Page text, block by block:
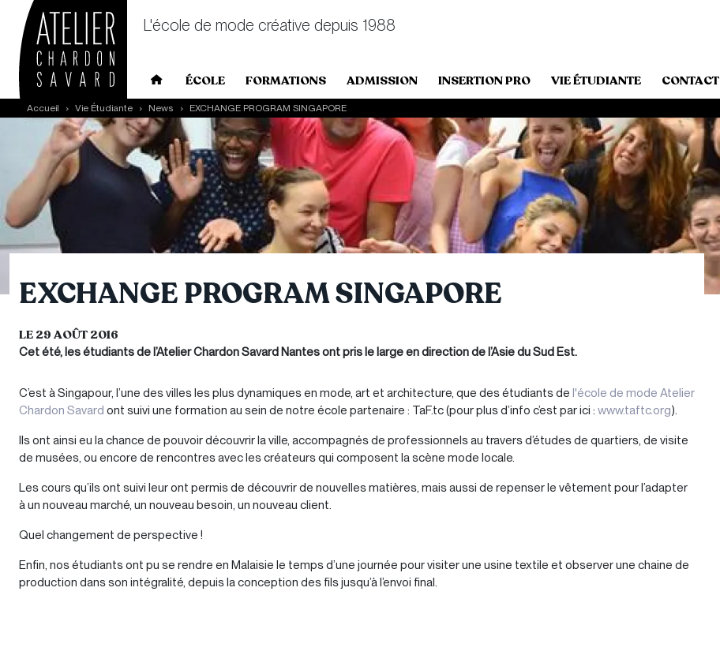
Skip to main content
L'école de mode créative depuis 1988
Main navigation
ÉCOLE FORMATIONS ADMISSION INSERTION PRO VIE ÉTUDIANTE CONTACT
Accueil Vie Étudiante News EXCHANGE PROGRAM SINGAPORE
EXCHANGE PROGRAM SINGAPORE
LE 29 AOÛT 2016
Cet été, les étudiants de l’Atelier Chardon Savard Nantes ont pris le large en direction de l’Asie du Sud Est.
C’est à Singapour, l’une des villes les plus dynamiques en mode, art et architecture, que des étudiants de l'école de mode Atelier
Chardon Savard ont suivi une formation au sein de notre école partenaire : TaF.tc (pour plus d’info c’est par ici : www.taftc.org).
Ils ont ainsi eu la chance de pouvoir découvrir la ville, accompagnés de professionnels au travers d’études de quartiers, de visite
de musées, ou encore de rencontres avec les créateurs qui composent la scène mode locale.
Les cours qu’ils ont suivi leur ont permis de découvrir de nouvelles matières, mais aussi de repenser le vêtement pour l’adapter
à un nouveau marché, un nouveau besoin, un nouveau client.
Quel changement de perspective !
Enfin, nos étudiants ont pu se rendre en Malaisie le temps d’une journée pour visiter une usine textile et observer une chaine de
production dans son intégralité, depuis la conception des fils jusqu’à l’envoi final.